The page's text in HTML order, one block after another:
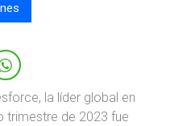
la líder global en
trimestre de 2023 fue